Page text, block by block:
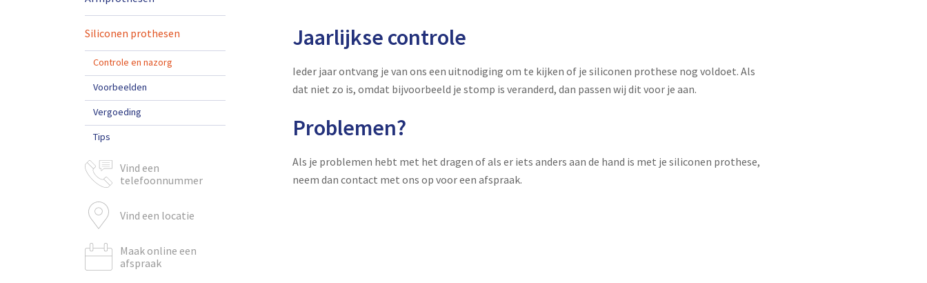
Siliconen prothesen
Controle en nazorg
Voorbeelden
Vergoeding
Tips
Vind een
telefoonnummer
Vind een locatie
Maak online een
afspraak
Jaarlijkse controle
Ieder jaar ontvang je van ons een uitnodiging om te kijken of je siliconen prothese nog voldoet. Als
dat niet zo is, omdat bijvoorbeeld je stomp is veranderd, dan passen wij dit voor je aan.
Problemen?
Als je problemen hebt met het dragen of als er iets anders aan de hand is met je siliconen prothese,
neem dan contact met ons op voor een afspraak.